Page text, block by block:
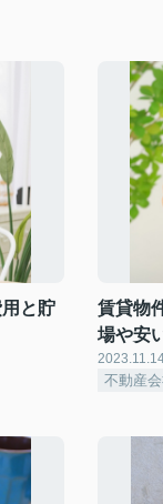
と貯
賃貸物
場や安
不動産